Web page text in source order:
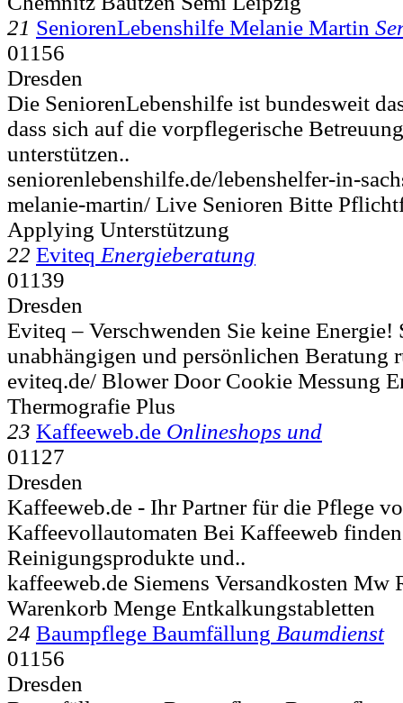
21 SeniorenLebenshilfe Melanie Martin
01156
Dresden
Die SeniorenLebenshilfe ist bundesweit
dass sich auf die vorpflegerische
unterstützen..
seniorenlebenshilfe.de/lebenshelfer-in-
melanie-martin/ Live Senioren Bitte
Applying Unterstützung
22 Eviteq Energieberatung
01139
Dresden
Eviteq – Verschwenden Sie keine Energie!
unabhängigen und persönlichen Beratung
eviteq.de/ Blower Door Cookie Messung
Thermografie Plus
23 Kaffeeweb.de Onlineshops und
01127
Dresden
Kaffeeweb.de - Ihr Partner für die Pflege
Kaffeevollautomaten Bei Kaffeeweb
Reinigungsprodukte und..
kaffeeweb.de Siemens Versandkosten
Warenkorb Menge Entkalkungstabletten
24 Baumpflege Baumfällung Baumdienst
01156
Dresden